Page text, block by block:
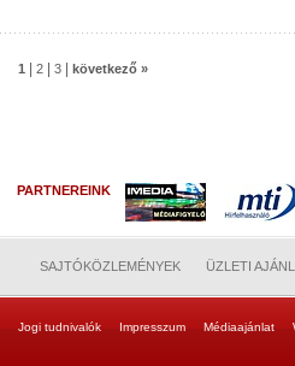
1 2 3 következő »
PARTNEREINK
SAJTÓKÖZLEMÉNYEK ÜZLETI
Jogi tudnivalók Impresszum Médiaajánlat